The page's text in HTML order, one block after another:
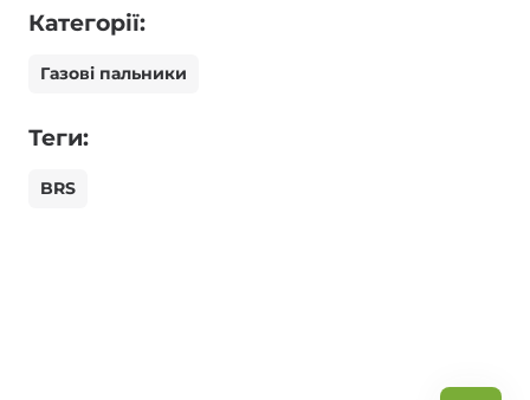
Категорії:
Газові пальники
Теги:
BRS